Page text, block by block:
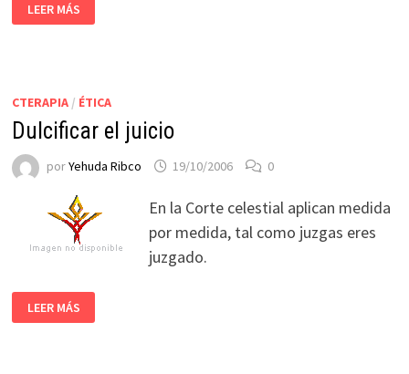
LEER MÁS
CTERAPIA/ ÉTICA
Dulcificar el juicio
porYehuda Ribco 19/10/2006 0
En la Corte celestial aplican medida
por medida, tal como juzgas eres
juzgado.
LEER MÁS